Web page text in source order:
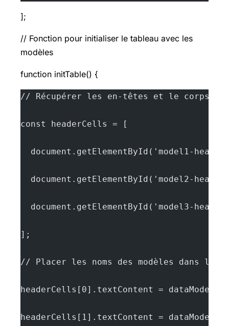
];
// Fonction pour initialiser le tableau avec les
modèles
function initTable() {
// Récupérer les en-têtes et le corps du
const headerCells = [
document.getElementById('model1-
document.getElementById('model2-
document.getElementById('model3-
];
// Placer les noms des modèles dans les
headerCells[0].textContent =
headerCells[1].textContent =